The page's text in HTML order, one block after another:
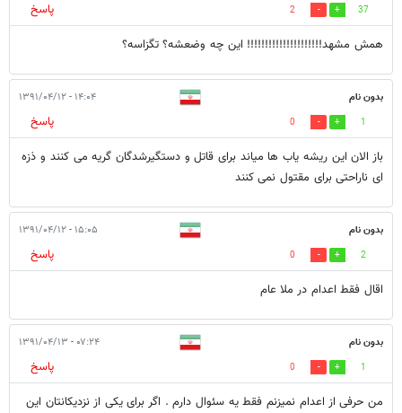
37
2
پاسخ
همش مشهد!!!!!!!!!!!!!!!!!!!!! این چه وضعشه؟ تگزاسه؟
بدون نام ۱۴:۰۴ - ۱۳۹۱/۰۴/۱۲
1
0
پاسخ
باز الان این ریشه یاب ها میاند برای قاتل و دستگیرشدگان گریه می کنند و ذزه
ای ناراحتی برای مقتول نمی کنند
بدون نام ۱۵:۰۵ - ۱۳۹۱/۰۴/۱۲
2
0
پاسخ
اقال فقط اعدام در ملا عام
بدون نام ۰۷:۲۴ - ۱۳۹۱/۰۴/۱۳
1
0
پاسخ
من حرفی از اعدام نمیزنم فقط یه سئوال دارم . اگر برای یکی از نزدیکانتان این